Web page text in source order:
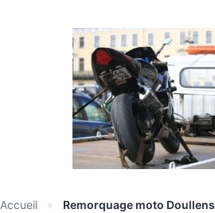
Accueil » Remorquage moto Doullens